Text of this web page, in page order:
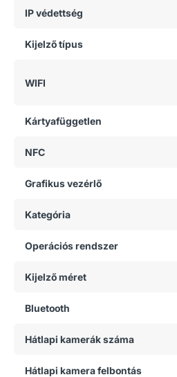
IP védettség
Kijelző típus
WIFI
Kártyafüggetlen
NFC
Grafikus vezérlő
Kategória
Operációs rendszer
Kijelző méret
Bluetooth
Hátlapi kamerák száma
Hátlapi kamera felbontás